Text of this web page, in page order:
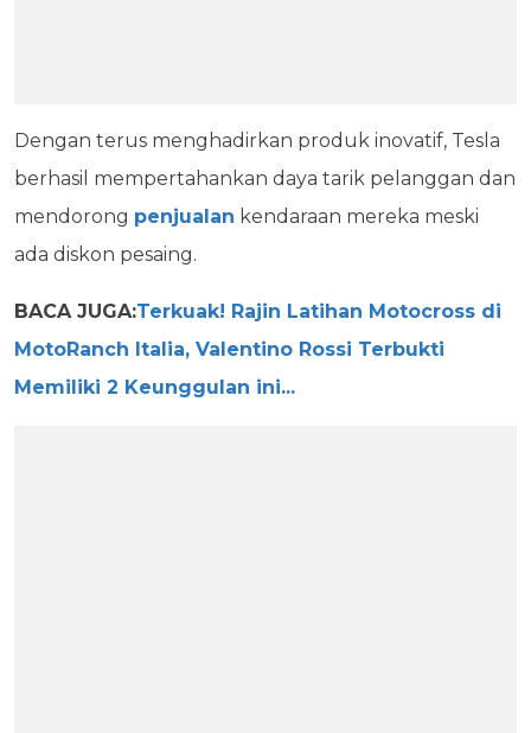
Dengan terus menghadirkan produk inovatif, Tesla
berhasil mempertahankan daya tarik pelanggan dan
mendorong penjualan kendaraan mereka meski
ada diskon pesaing.
BACA JUGA:Terkuak! Rajin Latihan Motocross di
MotoRanch Italia, Valentino Rossi Terbukti
Memiliki 2 Keunggulan ini...